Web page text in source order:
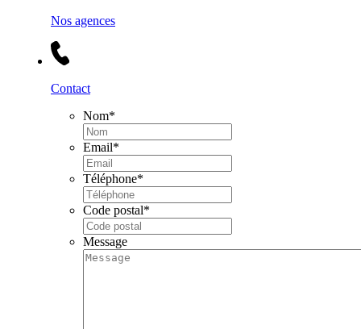
Nos agences
Contact
Nom*
Email*
Téléphone*
Code postal*
Message